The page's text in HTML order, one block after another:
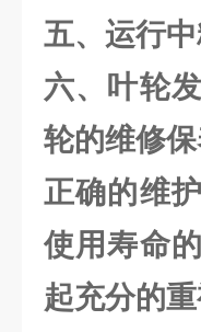
五、运行
六、叶轮
轮的维修保
正确的维
使用寿命
起充分的重